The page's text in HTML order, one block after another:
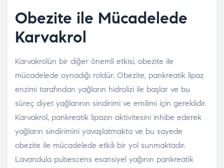
Obezite ile Mücadelede
Karvakrol
Karvakrolün bir diğer önemli etkisi, obezite ile
mücadelede oynadığı roldür. Obezite, pankreatik lipaz
enzimi tarafından yağların hidrolizi ile başlar ve bu
süreç diyet yağlarının sindirimi ve emilimi için gereklidir.
Karvakrol, pankreatik lipazın aktivitesini inhibe ederek
yağların sindirimini yavaşlatmakta ve bu sayede
obezite ile mücadelede etkili bir yol sunmaktadır​.
Lavandula pubescens esansiyel yağının pankreatik